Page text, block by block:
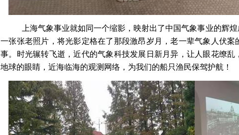
上海气象事业就如同一个缩影，映射出了中国气象事业的辉
一张张老照片，将光影定格在了那段激昂岁月，老一辈气象人伏
事。时光辗转飞逝，近代的气象科技发展日新月异，让人眼花缭
地球的眼睛，近海临海的观测网络，为我们的船只渔民保驾护航！